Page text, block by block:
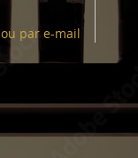
ou par e-mail